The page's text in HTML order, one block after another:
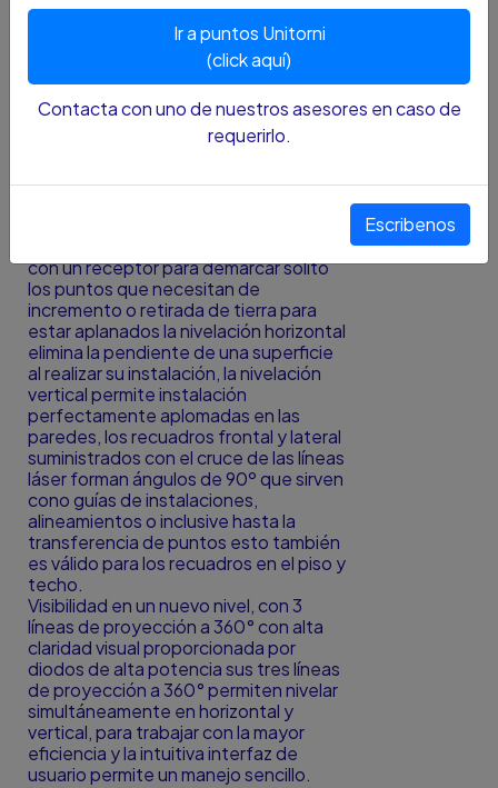
El Nivel Láser Bosch GLL 3-80 es el
nivel con 3 líneas 360° para nivelar en
todas las situaciones: interiores o
exteriores, líneas y puntos, en cualquier
dirección que permite varias opciones
de alineamiento de puntos: use los
cruces de líneas laterales, arriba y abajo
una pared con otra y marcar ángulos de
con un receptor para demarcar solito
los puntos que necesitan de
incremento o retirada de tierra para
estar aplanados la nivelación horizontal
elimina la pendiente de una superficie
al realizar su instalación, la nivelación
vertical permite instalación
perfectamente aplomadas en las
paredes, los recuadros frontal y lateral
suministrados con el cruce de las líneas
láser forman ángulos de 90º que sirven
cono guías de instalaciones,
alineamientos o inclusive hasta la
transferencia de puntos esto también
es válido para los recuadros en el piso y
techo.
Visibilidad en un nuevo nivel, con 3
líneas de proyección a 360° con alta
claridad visual proporcionada por
diodos de alta potencia sus tres líneas
de proyección a 360° permiten nivelar
simultáneamente en horizontal y
vertical, para trabajar con la mayor
eficiencia y la intuitiva interfaz de
usuario permite un manejo sencillo.
Ir a puntos Unitorni
(click aquí)
Contacta con uno de nuestros asesores en caso de
requerirlo.
Escribenos